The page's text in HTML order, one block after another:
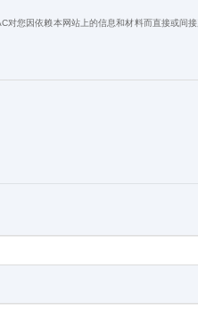
对您因依赖本网站上的信息和材料而直接或间